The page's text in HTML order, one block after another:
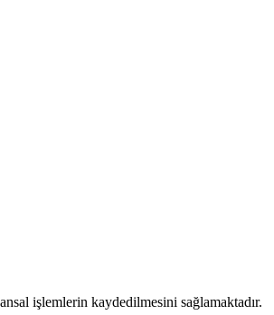
işlemlerin kaydedilmesini sağlamaktadır.